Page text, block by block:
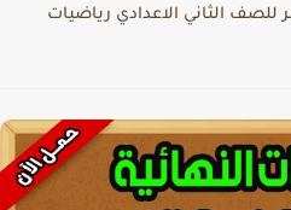
الثاني الاعدادي رياضيات